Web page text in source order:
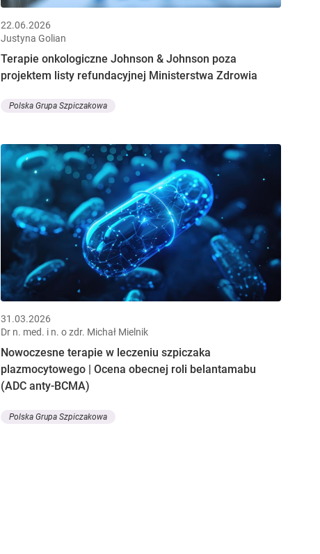
22.06.2026
Justyna Golian
Terapie onkologiczne Johnson & Johnson poza
projektem listy refundacyjnej Ministerstwa Zdrowia
Polska Grupa Szpiczakowa
31.03.2026
Dr n. med. i n. o zdr. Michał Mielnik
Nowoczesne terapie w leczeniu szpiczaka
plazmocytowego | Ocena obecnej roli belantamabu
(ADC anty-BCMA)
Polska Grupa Szpiczakowa